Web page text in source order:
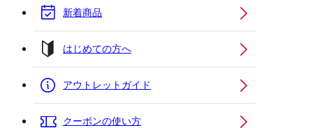
新着商品
はじめての方へ
アウトレットガイド
クーポンの使い方